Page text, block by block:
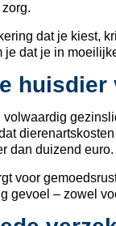
dat je kiest,
dat je in
huisdier
dan duizend
voor
gevoel – zowel